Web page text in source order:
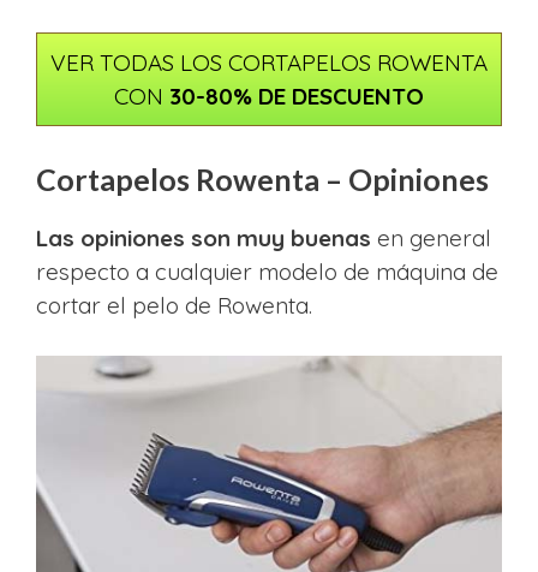
VER TODAS LOS CORTAPELOS ROWENTA
CON 30-80% DE DESCUENTO
Cortapelos Rowenta – Opiniones
Las opiniones son muy buenas en general
respecto a cualquier modelo de máquina de
cortar el pelo de Rowenta.